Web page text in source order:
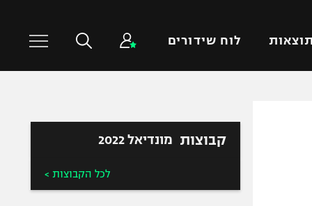
תוצאות לוח שידורים
טניס
קבוצות מונדיאל 2022
לכל הקבוצות >